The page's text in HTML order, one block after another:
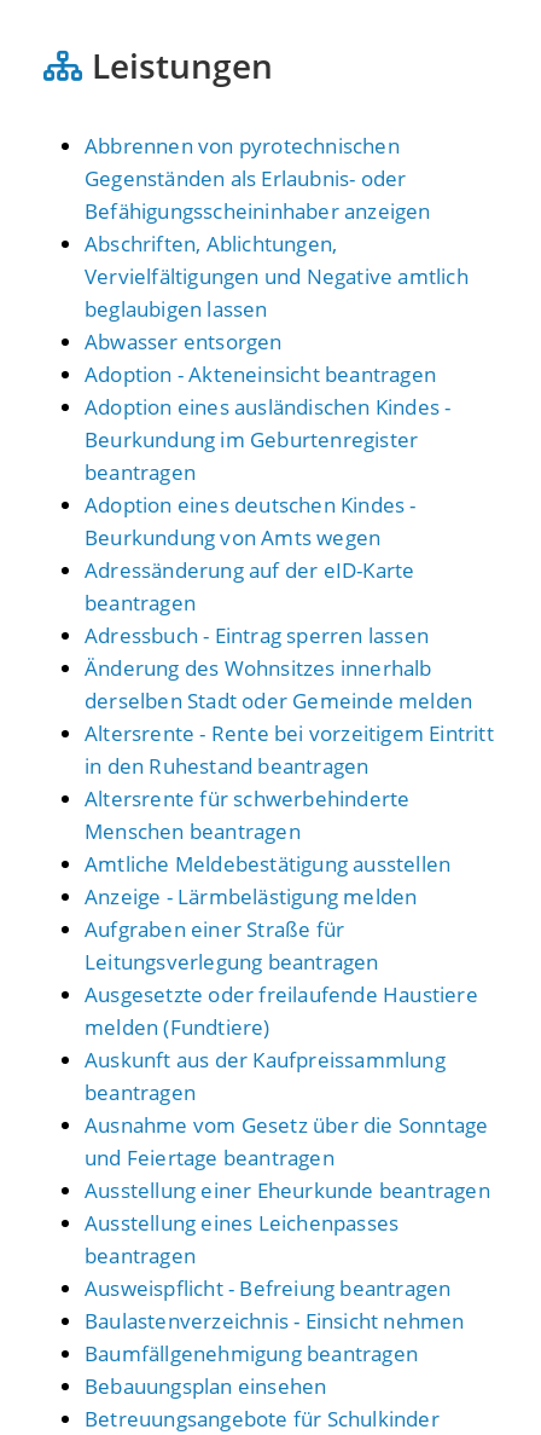
Leistungen
Abbrennen von pyrotechnischen
Gegenständen als Erlaubnis- oder
Befähigungsscheininhaber anzeigen
Abschriften, Ablichtungen,
Vervielfältigungen und Negative amtlich
beglaubigen lassen
Abwasser entsorgen
Adoption - Akteneinsicht beantragen
Adoption eines ausländischen Kindes -
Beurkundung im Geburtenregister
beantragen
Adoption eines deutschen Kindes -
Beurkundung von Amts wegen
Adressänderung auf der eID-Karte
beantragen
Adressbuch - Eintrag sperren lassen
Änderung des Wohnsitzes innerhalb
derselben Stadt oder Gemeinde melden
Altersrente - Rente bei vorzeitigem Eintritt
in den Ruhestand beantragen
Altersrente für schwerbehinderte
Menschen beantragen
Amtliche Meldebestätigung ausstellen
Anzeige - Lärmbelästigung melden
Aufgraben einer Straße für
Leitungsverlegung beantragen
Ausgesetzte oder freilaufende Haustiere
melden (Fundtiere)
Auskunft aus der Kaufpreissammlung
beantragen
Ausnahme vom Gesetz über die Sonntage
und Feiertage beantragen
Ausstellung einer Eheurkunde beantragen
Ausstellung eines Leichenpasses
beantragen
Ausweispflicht - Befreiung beantragen
Baulastenverzeichnis - Einsicht nehmen
Baumfällgenehmigung beantragen
Bebauungsplan einsehen
Betreuungsangebote für Schulkinder